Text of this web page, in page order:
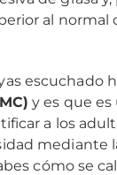
al normal
escuchado
y es que
a los
mediante
cómo se